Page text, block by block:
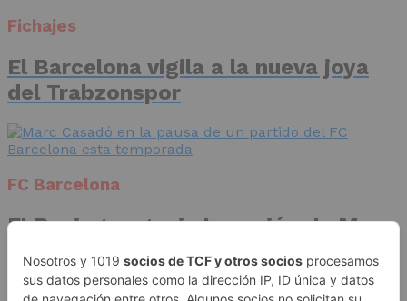
Fichajes
El Barcelona vigila a la nueva joya
del Trabzonspor
FC Barcelona
El Racing negocia la cesión de Marc
Casadó en su vuelta a Primera
División